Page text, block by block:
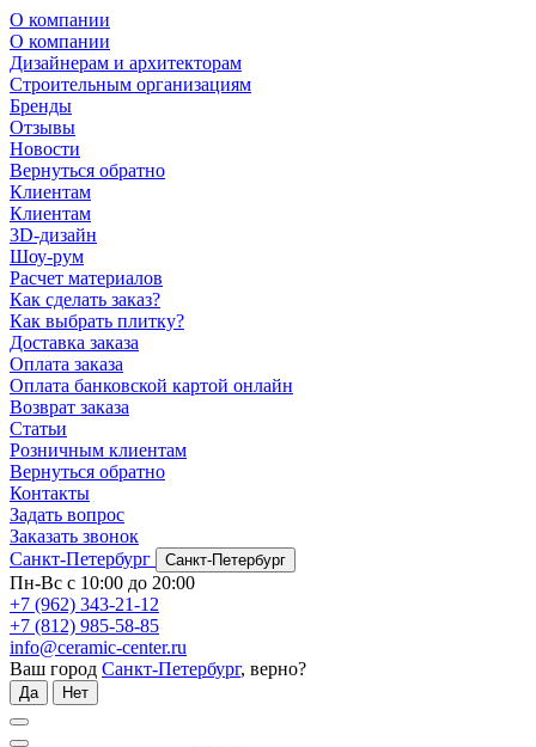
О компании
О компании
Дизайнерам и архитекторам
Строительным организациям
Бренды
Отзывы
Новости
Вернуться обратно
Клиентам
Клиентам
3D-дизайн
Шоу-рум
Расчет материалов
Как сделать заказ?
Как выбрать плитку?
Доставка заказа
Оплата заказа
Оплата банковской картой онлайн
Возврат заказа
Статьи
Розничным клиентам
Вернуться обратно
Контакты
Задать вопрос
Заказать звонок
Санкт-Петербург
Санкт-Петербург
Пн-Вс с 10:00 до 20:00
+7 (962) 343-21-12
+7 (812) 985-58-85
info@ceramic-center.ru
Ваш город Санкт-Петербург, верно?
Да Нет